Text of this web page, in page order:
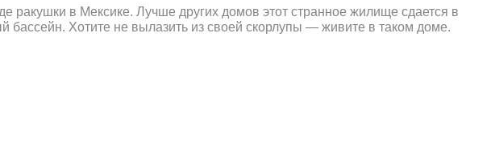
ракушки в Мексике. Лучше других домов этот странное жилище сдается в
Хотите не вылазить из своей скорлупы — живите в таком доме.